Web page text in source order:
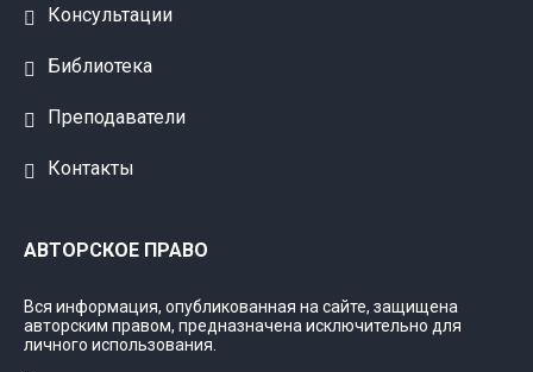
Консультации
Библиотека
Преподаватели
Контакты
АВТОРСКОЕ ПРАВО
Вся информация, опубликованная на сайте, защищена
авторским правом, предназначена исключительно для
личного использования.